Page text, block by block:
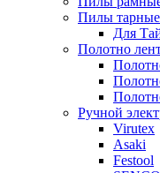
Пилы
Для
Полотно
Ручной
Virutex
Asaki
Festool